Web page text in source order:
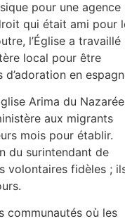
pour une agence
qui était ami pour
l’Église a travaillé
local pour être
en
Arima du
aux migrants
mois pour établir.
du surintendant de
volontaires fidèles ;
communautés où les